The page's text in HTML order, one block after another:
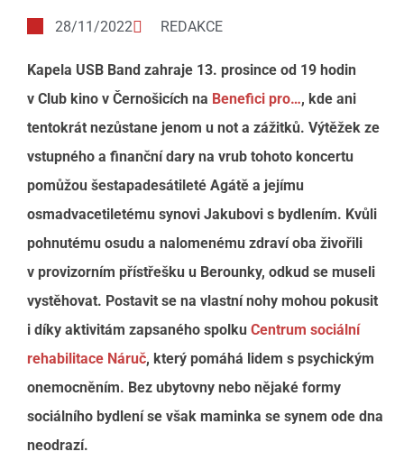
28/11/2022 REDAKCE
Kapela USB Band zahraje 13. prosince od 19 hodin
v Club kino v Černošicích na Benefici pro…, kde ani
tentokrát nezůstane jenom u not a zážitků. Výtěžek ze
vstupného a finanční dary na vrub tohoto koncertu
pomůžou šestapadesátileté Agátě a jejímu
osmadvacetiletému synovi Jakubovi s bydlením. Kvůli
pohnutému osudu a nalomenému zdraví oba živořili
v provizorním přístřešku u Berounky, odkud se museli
vystěhovat. Postavit se na vlastní nohy mohou pokusit
i díky aktivitám zapsaného spolku Centrum sociální
rehabilitace Náruč, který pomáhá lidem s psychickým
onemocněním. Bez ubytovny nebo nějaké formy
sociálního bydlení se však maminka se synem ode dna
neodrazí.